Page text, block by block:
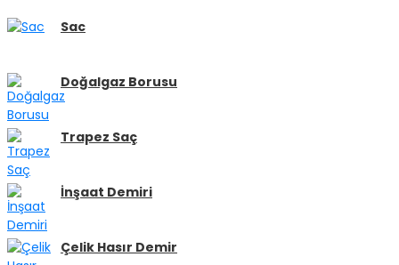
Sac
Doğalgaz Borusu
Trapez Saç
İnşaat Demiri
Çelik Hasır Demir